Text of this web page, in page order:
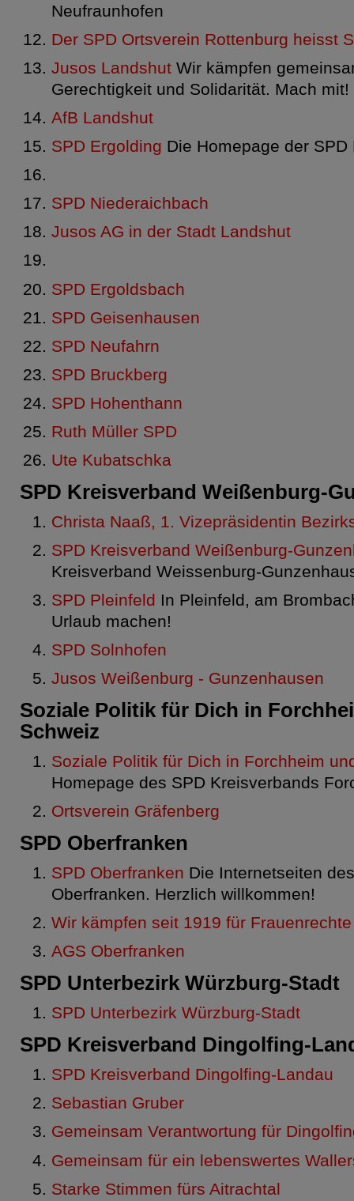
Neufraunhofen
Der SPD Ortsverein Rottenburg heisst
Jusos Landshut Wir kämpfen
Gerechtigkeit und Solidarität. Mach mit!
AfB Landshut
SPD Ergolding Die Homepage der SPD
SPD Niederaichbach
Jusos AG in der Stadt Landshut
SPD Ergoldsbach
SPD Geisenhausen
SPD Neufahrn
SPD Bruckberg
SPD Hohenthann
Ruth Müller SPD
Ute Kubatschka
SPD Kreisverband Weißenburg-
Christa Naaß, 1. Vizepräsidentin
SPD Kreisverband Weißenburg-
Kreisverband Weissenburg-
SPD Pleinfeld In Pleinfeld, am
Urlaub machen!
SPD Solnhofen
Jusos Weißenburg - Gunzenhausen
Soziale Politik für Dich in
Schweiz
Soziale Politik für Dich in Forchheim
Homepage des SPD Kreisverbands
Ortsverein Gräfenberg
SPD Oberfranken
SPD Oberfranken Die Internetseiten
Oberfranken. Herzlich willkommen!
Wir kämpfen seit 1919 für Frauenrechte
AGS Oberfranken
SPD Unterbezirk Würzburg-Stadt
SPD Unterbezirk Würzburg-Stadt
SPD Kreisverband Dingolfing-
SPD Kreisverband Dingolfing-Landau
Sebastian Gruber
Gemeinsam Verantwortung für
Gemeinsam für ein lebenswertes
Starke Stimmen fürs Aitrachtal